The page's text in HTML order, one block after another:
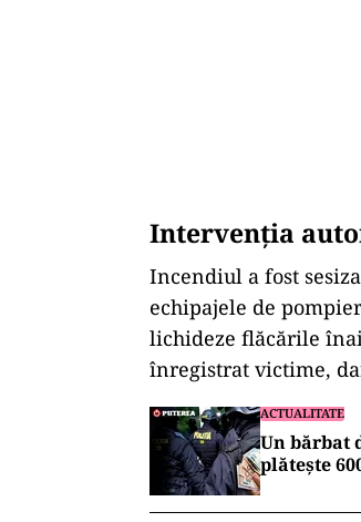
Intervenția
Incendiul a fost
echipajele de
lichideze flăcările
înregistrat victime,
ACTUALITATE
Un bărbat
plătește